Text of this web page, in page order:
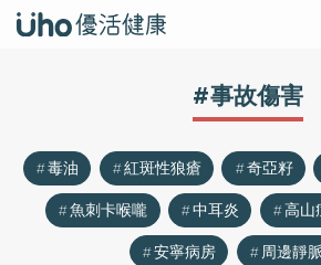
#事故傷害
毒油 紅斑性狼瘡 奇亞籽
魚刺卡喉嚨
中耳炎 高山
安寧病房
周邊靜